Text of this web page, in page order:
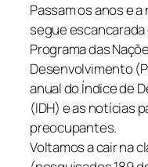
Passam os anos e
segue
Programa das
Desenvolvimento
anual do Índice de
(IDH) e as notícias
preocupantes.
Voltamos a cair na